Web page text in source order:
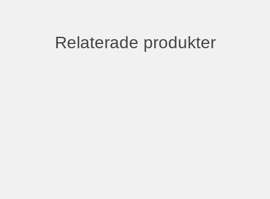
Relaterade produkter